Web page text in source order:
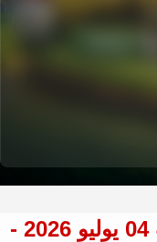
جدول مباريات اليوم السبت 04 يوليو 2026 -